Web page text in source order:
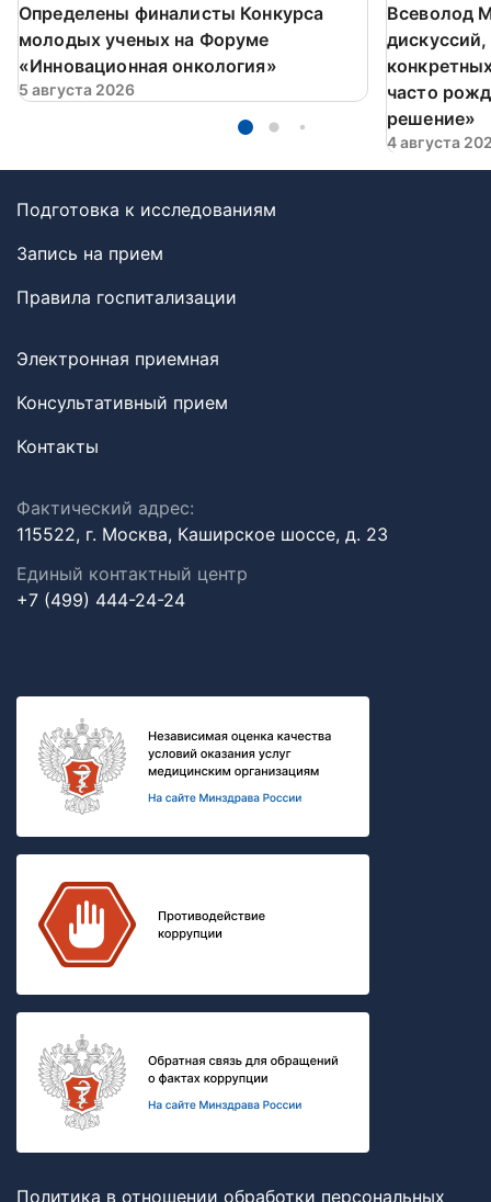
Определены финалисты Конкурса
молодых ученых на Форуме
«Инновационная онкология»
5 августа 2026
Всеволод
часто
решение»
4 августа
Подготовка к исследованиям
Запись на прием
Правила госпитализации
Электронная приемная
Консультативный прием
Контакты
Фактический адрес:
115522, г. Москва, Каширское шоссе, д. 23
Единый контактный центр
+7 (499) 444-24-24
Политика в отношении обработки персональных